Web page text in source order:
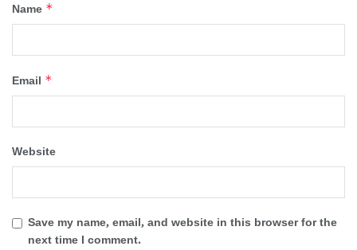
Name *
Email *
Website
Save my name, email, and website in this browser for the
next time I comment.